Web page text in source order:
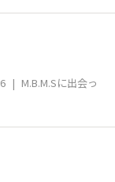
| M.B.M.Sに出会っ